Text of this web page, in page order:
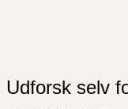
Udforsk selv